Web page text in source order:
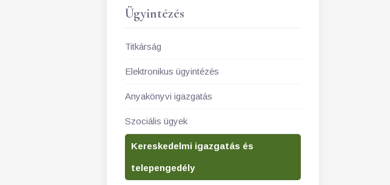
Ügyintézés
Titkárság
Elektronikus ügyintézés
Anyakönyvi igazgatás
Szociális ügyek
Kereskedelmi igazgatás és
telepengedély